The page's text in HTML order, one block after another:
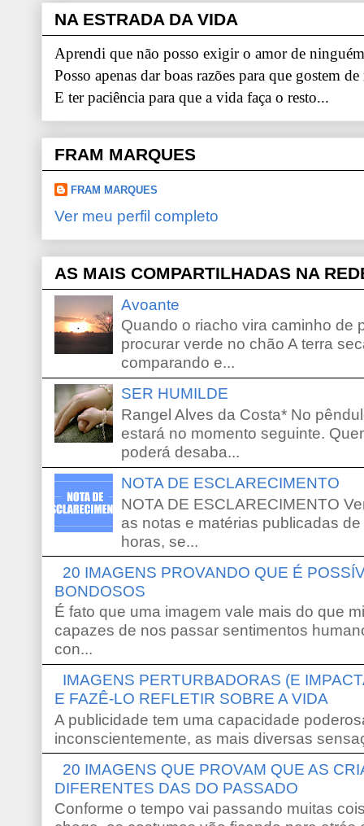
NA ESTRADA DA VIDA
Aprendi que não posso exigir o amor de
Posso apenas dar boas razões para que gostem
E ter paciência para que a vida faça o resto...
FRAM MARQUES
FRAM MARQUES
Ver meu perfil completo
AS MAIS COMPARTILHADAS NA
Avoante
Quando o riacho vira caminho de
procurar verde no chão A terra
comparando e...
SER HUMILDE
Rangel Alves da Costa* No
estará no momento seguinte.
poderá desaba...
NOTA DE ESCLARECIMENTO
NOTA DE ESCLARECIMENTO
as notas e matérias publicadas
horas, se...
20 IMAGENS PROVANDO QUE É
BONDOSOS
É fato que uma imagem vale mais do que
capazes de nos passar sentimentos
con...
IMAGENS PERTURBADORAS (E
E FAZÊ-LO REFLETIR SOBRE A VIDA
A publicidade tem uma capacidade
inconscientemente, as mais diversas
20 IMAGENS QUE PROVAM QUE AS
DIFERENTES DAS DO PASSADO
Conforme o tempo vai passando muitas